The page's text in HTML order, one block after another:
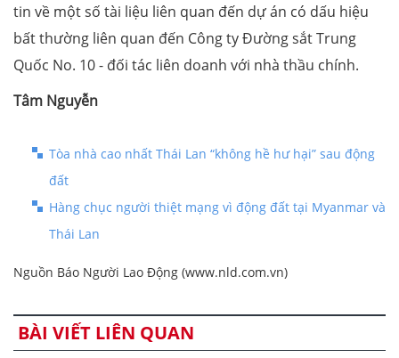
tin về một số tài liệu liên quan đến dự án có dấu hiệu
bất thường liên quan đến Công ty Đường sắt Trung
Quốc No. 10 - đối tác liên doanh với nhà thầu chính.
Tâm Nguyễn
Tòa nhà cao nhất Thái Lan “không hề hư hại” sau động
đất
Hàng chục người thiệt mạng vì động đất tại Myanmar và
Thái Lan
Nguồn Báo Người Lao Động (www.nld.com.vn)
BÀI VIẾT LIÊN QUAN